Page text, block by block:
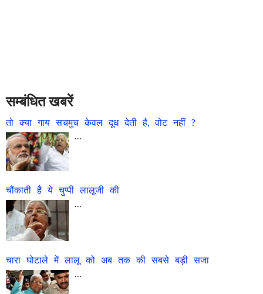
सम्बंधित खबरें
तो क्या गाय सचमुच केवल दूध देती है, वोट नहीं ?
…
चौंकाती है ये चुप्पी लालूजी की
…
चारा घोटाले में लालू को अब तक की सबसे बड़ी सजा